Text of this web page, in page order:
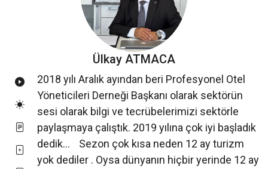
Ülkay ATMACA
2018 yılı Aralık ayından beri Profesyonel Otel
Yöneticileri Derneği Başkanı olarak sektörün
sesi olarak bilgi ve tecrübelerimizi sektörle
paylaşmaya çalıştık. 2019 yılına çok iyi başladık
dedik… Sezon çok kısa neden 12 ay turizm
yok dediler . Oysa dünyanın hiçbir yerinde 12 ay